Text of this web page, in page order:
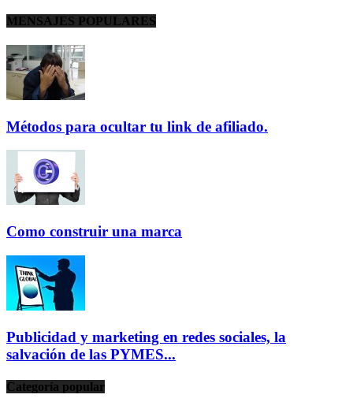
MENSAJES POPULARES
Métodos para ocultar tu link de afiliado.
Como construir una marca
Publicidad y marketing en redes sociales, la
salvación de las PYMES...
Categoría popular